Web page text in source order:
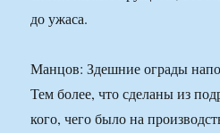
до ужаса.
Манцов: Здешние ограды
Тем более, что сделаны из
кого, чего было на